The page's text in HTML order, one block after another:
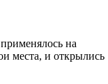
на
места, и открылись